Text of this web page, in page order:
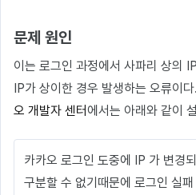
문제 원인
이는 로그인 과정에서 사파리 상의
IP가 상이한 경우 발생하는 오류이
오 개발자 센터에서는 아래와 같이
카카오 로그인 도중에 IP 가 변경
구분할 수 없기때문에 로그인 실